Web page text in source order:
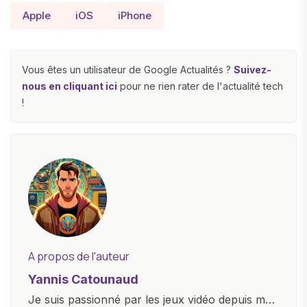
Apple iOS iPhone
Vous êtes un utilisateur de Google Actualités ? Suivez-
nous en cliquant ici pour ne rien rater de l'actualité tech
!
A propos de l'auteur
Yannis Catounaud
Je suis passionné par les jeux vidéo depuis mon